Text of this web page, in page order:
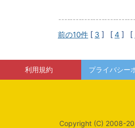
前の10件 [ 3 ] [ 4 ] [
利用規約 プライバシー
Copyright (C) 2008-